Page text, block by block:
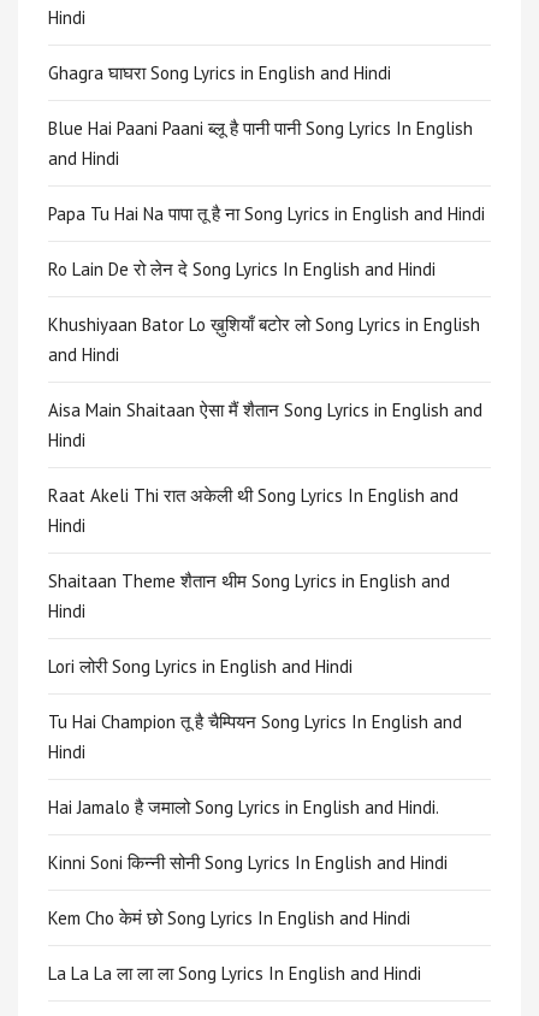
Hindi
Ghagra घाघरा Song Lyrics in English and Hindi
Blue Hai Paani Paani ब्लू है पानी पानी Song Lyrics In English
and Hindi
Papa Tu Hai Na पापा तू है ना Song Lyrics in English and Hindi
Ro Lain De रो लेन दे Song Lyrics In English and Hindi
Khushiyaan Bator Lo ख़ुशियाँ बटोर लो Song Lyrics in English
and Hindi
Aisa Main Shaitaan ऐसा मैं शैतान Song Lyrics in English and
Hindi
Raat Akeli Thi रात अकेली थी Song Lyrics In English and
Hindi
Shaitaan Theme शैतान थीम Song Lyrics in English and
Hindi
Lori लोरी Song Lyrics in English and Hindi
Tu Hai Champion तू है चैम्पियन Song Lyrics In English and
Hindi
Hai Jamalo है जमालो Song Lyrics in English and Hindi.
Kinni Soni किन्नी सोनी Song Lyrics In English and Hindi
Kem Cho केमं छो Song Lyrics In English and Hindi
La La La ला ला ला Song Lyrics In English and Hindi